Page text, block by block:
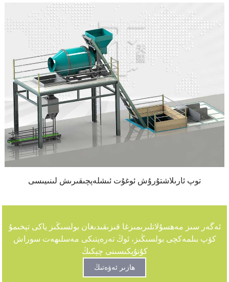
توپ ئارىلاشتۇرۇش ئوغۇت ئىشلەپچىقىرىش لىنىيىسى
ئەگەر سىز مەھسۇلاتلىرىمىزغا قىزىقىدىغان بولسىڭىز ياكى تېخىمۇ
كۆپ بىلمەكچى بولسىڭىز، ئوڭ تەرەپتىكى مەسلىھەت سوراش
كۇنۇپكىسىنى چېكىڭ
ھازىر ئەۋەتىڭ